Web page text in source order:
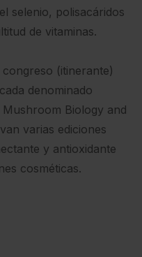
selenio, polisacáridos
de vitaminas.
(itinerante)
denominado
Biology and
varias ediciones
y antioxidante
cosméticas.